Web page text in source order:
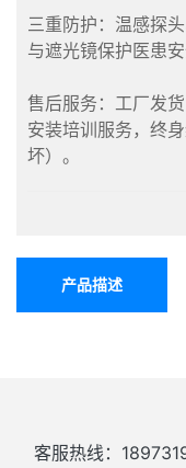
三重防护：温感探
与遮光镜保护医患
售后服务：工厂发
安装培训服务，终
坏）。
产品描述
客服热线：